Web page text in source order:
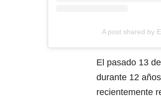
A post shared by
El pasado 13
durante 12
recientemente